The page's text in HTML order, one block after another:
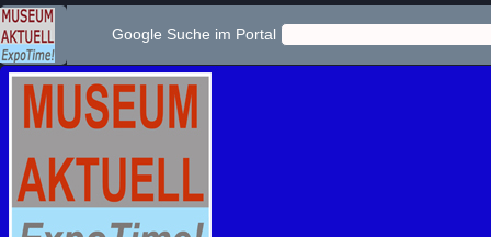
Google Suche im Portal